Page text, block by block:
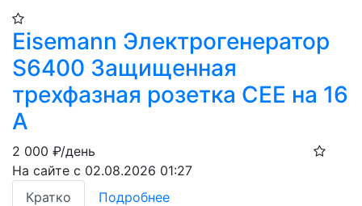
Eisemann Электрогенератор
S6400 Защищенная
трехфазная розетка СЕЕ на 16
А
2 000 ₽/день
На сайте с 02.08.2026 01:27
Кратко
Подробнее